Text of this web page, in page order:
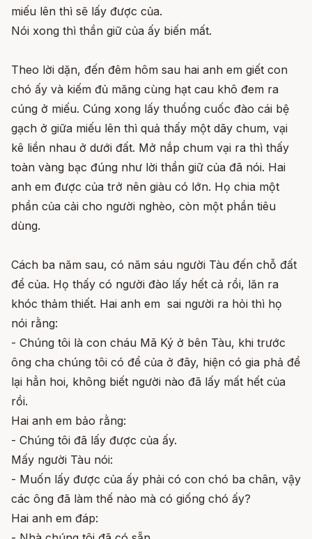
miếu lên thì sẽ lấy được của.
Nói xong thì thần giữ của ấy biến mất.
Theo lời dặn, đến đêm hôm sau hai anh em giết con
chó ấy và kiếm đủ măng cùng hạt cau khô đem ra
cúng ở miếu. Cúng xong lấy thuổng cuốc đào cái bệ
gạch ở giữa miếu lên thì quả thấy một dãy chum, vại
kê liền nhau ở dưới đất. Mở nắp chum vại ra thì thấy
toàn vàng bạc đúng như lời thần giữ của đã nói. Hai
anh em được của trở nên giàu có lớn. Họ chia một
phần của cải cho người nghèo, còn một phần tiêu
dùng.
Cách ba năm sau, có năm sáu người Tàu đến chỗ đất
để của. Họ thấy có người đào lấy hết cả rồi, lăn ra
khóc thảm thiết. Hai anh em sai người ra hỏi thì họ
nói rằng:
- Chúng tôi là con cháu Mã Ký ở bên Tàu, khi trước
ông cha chúng tôi có để của ở đây, hiện có gia phả để
lại hẳn hoi, không biết người nào đã lấy mất hết của
rồi.
Hai anh em bảo rằng:
- Chúng tôi đã lấy được của ấy.
Mấy người Tàu nói:
- Muốn lấy được của ấy phải có con chó ba chân, vậy
các ông đã làm thế nào mà có giống chó ấy?
Hai anh em đáp: